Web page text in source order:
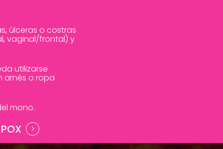
úlceras o costras
vaginal/frontal) y
utilizarse
arnés o ropa
mono.